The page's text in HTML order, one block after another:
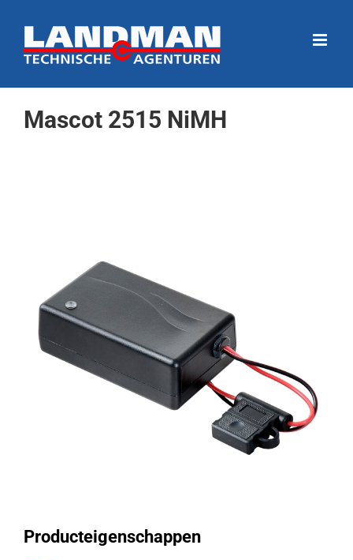
naar
inhoud
Mascot 2515 NiMH
Producteigenschappen